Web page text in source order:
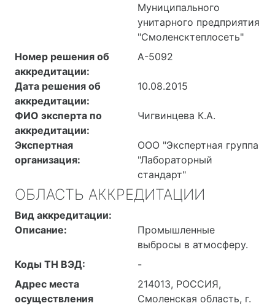
Муниципального
унитарного предприятия
"Смоленсктеплосеть"
Номер решения об
аккредитации:
А-5092
Дата решения об
аккредитации:
10.08.2015
ФИО эксперта по
аккредитации:
Чигвинцева К.А.
Экспертная
организация:
ООО "Экспертная группа
"Лабораторный
стандарт"
ОБЛАСТЬ АККРЕДИТАЦИИ
Вид аккредитации:
Описание:
Промышленные
выбросы в атмосферу.
Коды ТН ВЭД:
-
Адрес места
осуществления
214013, РОССИЯ,
Смоленская область, г.